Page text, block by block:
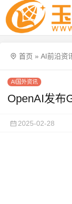
首页 » AI前沿资
AI国外资讯
OpenAI发布
2025-02-28